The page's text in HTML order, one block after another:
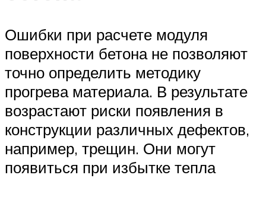
Ошибки при расчете модуля
поверхности бетона не позволяют
точно определить методику
прогрева материала. В результате
возрастают риски появления в
конструкции различных дефектов,
например, трещин. Они могут
появиться при избытке тепла